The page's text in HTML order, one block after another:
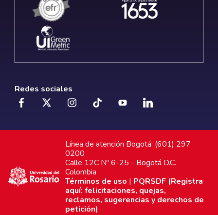
Redes sociales
Línea de atención Bogotá: (601) 297
0200
Calle 12C Nº 6-25 - Bogotá D.C.
Colombia
Términos de uso | PQRSDF (Registra
aquí: felicitaciones, quejas,
reclamos, sugerencias y derechos de
petición)